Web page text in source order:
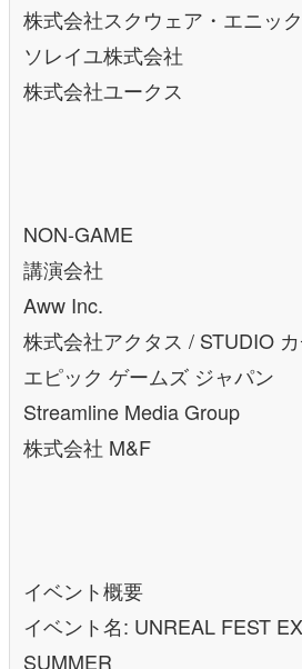
株式会社スクウェア・エニッ
ソレイユ株式会社
株式会社ユークス
NON-GAME
講演会社
Aww Inc.
株式会社アクタス / STUDIO
エピック ゲームズ ジャパン
Streamline Media Group
株式会社 M&F
イベント概要
イベント名: UNREAL FEST
SUMMER